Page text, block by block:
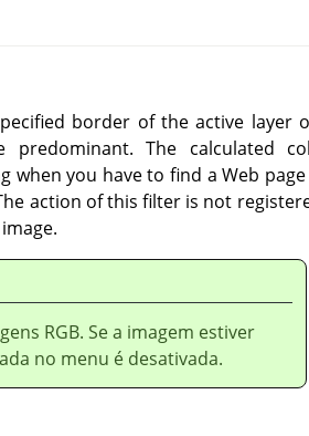
border of the active layer
The calculated
when you have to find a Web
action of this filter is not
RGB. Se a imagem estiver
no menu é desativada.